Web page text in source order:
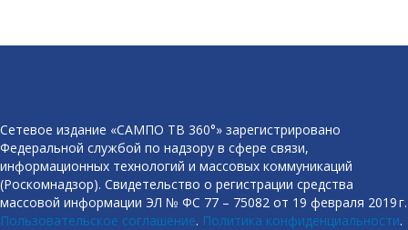
Сетевое издание «САМПО ТВ 360°» зарегистрировано
Федеральной службой по надзору в сфере связи,
информационных технологий и массовых коммуникаций
(Роскомнадзор). Свидетельство о регистрации средства
массовой информации ЭЛ № ФС 77 – 75082 от 19 февраля 2019 г.
Пользовательское соглашение. Политика конфиденциальности.